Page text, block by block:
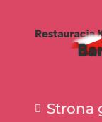
Strona